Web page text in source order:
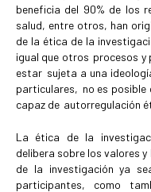
beneficia del 90% de los
salud, entre otros, han
de la ética de la
igual que otros procesos y
estar sujeta a una
particulares, no es
capaz de autorregulación
La ética de la
delibera sobre los valores
de la investigación ya
participantes, como